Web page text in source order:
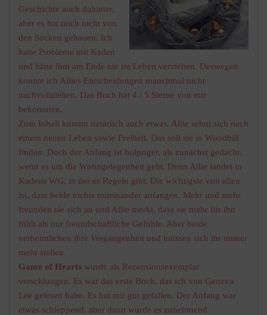
Geschichte auch dahinter,
aber es hat mich nicht von
den Socken gehauen. Ich
hatte Probleme mit Kaden
und hätte ihm am Ende nie im Leben verziehen. Deswegen
konnte ich Allies Entscheidungen manchmal nicht
nachvollziehen. Das Buch hat 4 / 5 Sterne von mir
bekommen.
Zum Inhalt kommt natürlich auch etwas. Allie sehnt sich nach
einem neuen Leben sowie Freiheit. Das soll sie in Woodhill
finden. Doch der Anfang ist holpriger, als zunächst gedacht,
wenn es um die Wohngelegenheit geht. Denn Allie landet in
Kadens WG, in der es Regeln gibt. Die wichtigste von allen
ist, dass beide nichts miteinander anfangen. Mehr und mehr
freunden sie sich an und Allie merkt, dass sie mehr für ihn
fühlt als nur freundschaftliche Gefühle. Aber beide
verheimlichen ihre Vergangenheit und müssen sich ihr immer
mehr stellen.
Game of Hearts wurde als Rezensionsexemplar
verschlungen. Es war das erste Buch, das ich von Geneva
Lee gelesen habe. Es hat mir gut gefallen. Der Anfang war
etwas schleppend, aber dann wurde es zunehmend